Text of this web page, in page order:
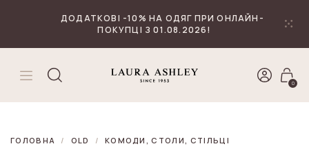
ДОДАТКОВІ -10% НА ОДЯГ ПРИ ОНЛАЙН-
ПОКУПЦІ З 01.08.2026!
0
ГОЛОВНА OLD КОМОДИ, СТОЛИ, СТІЛЬЦІ